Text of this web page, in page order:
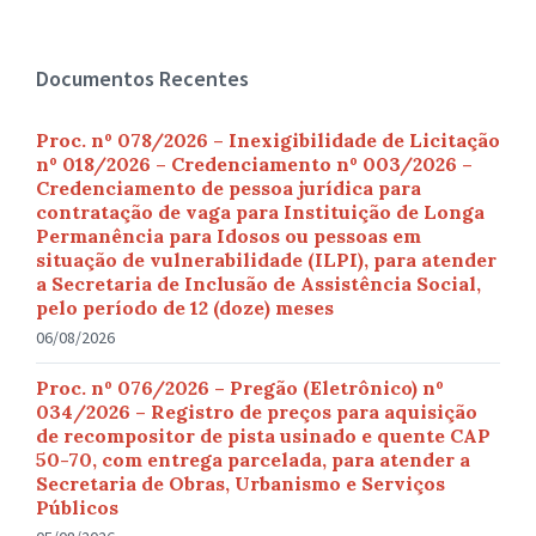
Documentos Recentes
Proc. nº 078/2026 – Inexigibilidade de Licitação
nº 018/2026 – Credenciamento nº 003/2026 –
Credenciamento de pessoa jurídica para
contratação de vaga para Instituição de Longa
Permanência para Idosos ou pessoas em
situação de vulnerabilidade (ILPI), para atender
a Secretaria de Inclusão de Assistência Social,
pelo período de 12 (doze) meses
06/08/2026
Proc. nº 076/2026 – Pregão (Eletrônico) nº
034/2026 – Registro de preços para aquisição
de recompositor de pista usinado e quente CAP
50-70, com entrega parcelada, para atender a
Secretaria de Obras, Urbanismo e Serviços
Públicos